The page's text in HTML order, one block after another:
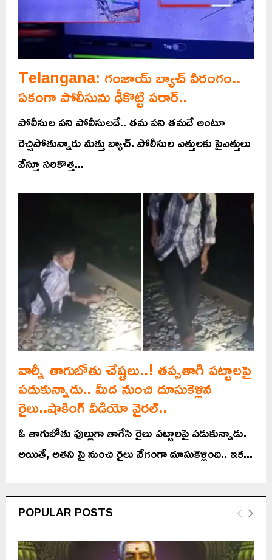
Telangana: గంజాయ్ బ్యాచ్ వీరంగం..
ఏకంగా పోలీసును ఢీకొట్టి పరార్..
పోలీసుల పని పోలీసులదే.. తమ పని తమదే అంటూ
రెచ్చిపోతున్నారు మత్తు బ్యాచ్‌. పోలీసుల ఎత్తులకు పైఎత్తులు
వేస్తూ సరికొత్త...
వార్నీ తాగుబోతు చేష్టలు..! తప్పతాగి పట్టాలపై
పడుకున్నాడు.. మీద నుంచి దూసుకెళ్లిన
రైలు..షాకింగ్ వీడియో వైరల్‌..
ఓ తాగుబోతు ఫుల్లుగా తాగేసి రైలు పట్టాలపై పడుకున్నాడు.
అయితే, అతని పై నుంచి రైలు వేగంగా దూసుకెళ్లింది.. ఇక...
POPULAR POSTS